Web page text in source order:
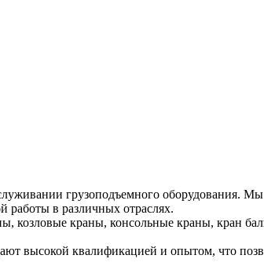
грузоподъемного оборудования.
работы в различных отраслях.
козловые краны, консольные краны, кран
высокой квалификацией и опытом, что